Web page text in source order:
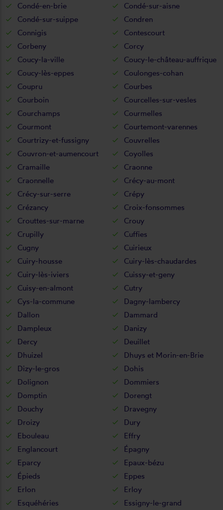
Condé-en-brie
Condé-sur-aisne
Condé-sur-suippe
Condren
Connigis
Contescourt
Corbeny
Corcy
Coucy-la-ville
Coucy-le-château-auffrique
Coucy-lès-eppes
Coulonges-cohan
Coupru
Courbes
Courboin
Courcelles-sur-vesles
Courchamps
Courmelles
Courmont
Courtemont-varennes
Courtrizy-et-fussigny
Couvrelles
Couvron-et-aumencourt
Coyolles
Cramaille
Craonne
Craonnelle
Crécy-au-mont
Crécy-sur-serre
Crépy
Crézancy
Croix-fonsommes
Crouttes-sur-marne
Crouy
Crupilly
Cuffies
Cugny
Cuirieux
Cuiry-housse
Cuiry-lès-chaudardes
Cuiry-lès-iviers
Cuissy-et-geny
Cuisy-en-almont
Cutry
Cys-la-commune
Dagny-lambercy
Dallon
Dammard
Dampleux
Danizy
Dercy
Deuillet
Dhuizel
Dhuys et Morin-en-Brie
Dizy-le-gros
Dohis
Dolignon
Dommiers
Domptin
Dorengt
Douchy
Dravegny
Droizy
Dury
Ebouleau
Effry
Englancourt
Épagny
Eparcy
Epaux-bézu
Épieds
Eppes
Erlon
Erloy
Esquéhéries
Essigny-le-grand